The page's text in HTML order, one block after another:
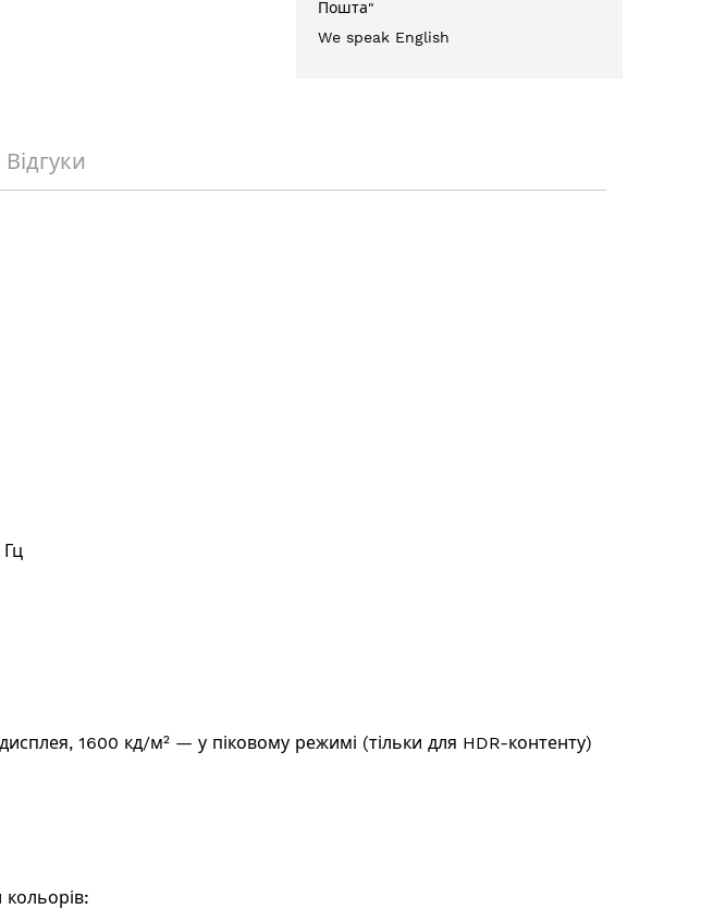
Пошта"
We speak English
1600 кд/м² — у піковому режимі (тільки для HDR-контенту)
кольорів:
Відгуки